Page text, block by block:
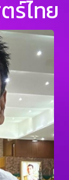
ร์ไทย